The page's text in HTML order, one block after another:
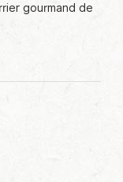
gourmand de